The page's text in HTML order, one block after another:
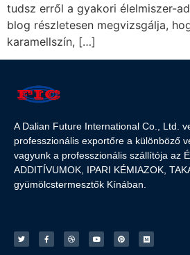
tudsz erről a gyakori élelmiszer-
blog részletesen megvizsgálja,
karamellszín, […]
A Dalian Future International Co., Ltd.
professzionális exportőre a különböző
vagyunk a professzionális szállítója az
ADDITÍVUMOK, IPARI KÉMIAZOK,
gyümölcstermesztők Kínában.